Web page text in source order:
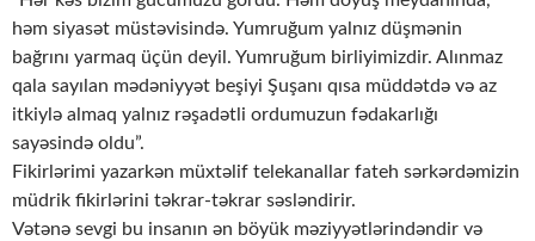
həm siyasət müstəvisində. Yumruğum yalnız düşmənin
bağrını yarmaq üçün deyil. Yumruğum birliyimizdir. Alınmaz
qala sayılan mədəniyyət beşiyi Şuşanı qısa müddətdə və az
itkiylə almaq yalnız rəşadətli ordumuzun fədakarlığı
sayəsində oldu”.
Fikirlərimi yazarkən müxtəlif telekanallar fateh sərkərdəmizin
müdrik fikirlərini təkrar-təkrar səsləndirir.
Vətənə sevgi bu insanın ən böyük məziyyətlərindəndir və